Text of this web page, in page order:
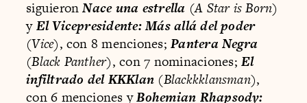
siguieronNace una estrella (A Star is Born)
yEl Vicepresidente: Más allá del poder
(Vice), con 8 menciones;Pantera Negra
(Black Panther), con 7 nominaciones; El
infiltrado del KKKlan (Blackkklansman),
con 6 menciones yBohemian Rhapsody: